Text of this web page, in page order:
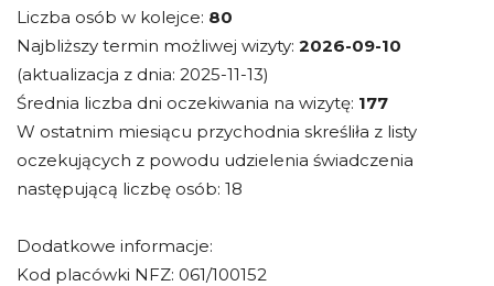
Liczba osób w kolejce: 80
Najbliższy termin możliwej wizyty: 2026-09-10
(aktualizacja z dnia: 2025-11-13)
Średnia liczba dni oczekiwania na wizytę: 177
W ostatnim miesiącu przychodnia skreśliła z listy
oczekujących z powodu udzielenia świadczenia
następującą liczbę osób: 18
Dodatkowe informacje:
Kod placówki NFZ: 061/100152